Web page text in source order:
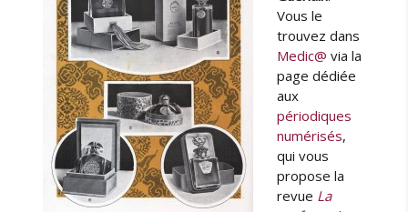
Vous le
trouvez dans
Medic@ via la
page dédiée
aux
périodiques
numérisés,
qui vous
propose la
revue La